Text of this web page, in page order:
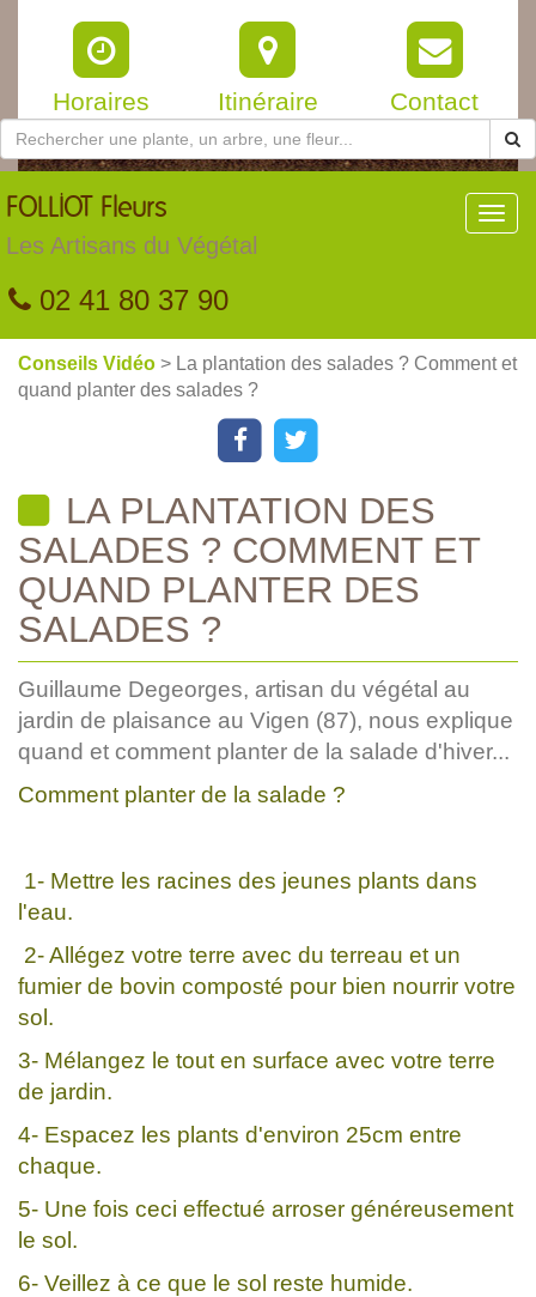
Horaires Itinéraire Contact
FOLLIOT Fleurs
Les Artisans du Végétal
02 41 80 37 90
Conseils Vidéo > La plantation des salades ? Comment et
quand planter des salades ?
LA PLANTATION DES
SALADES ? COMMENT ET
QUAND PLANTER DES
SALADES ?
Guillaume Degeorges, artisan du végétal au
jardin de plaisance au Vigen (87), nous explique
quand et comment planter de la salade d'hiver...
Comment planter de la salade ?
1- Mettre les racines des jeunes plants dans
l'eau.
2- Allégez votre terre avec du terreau et un
fumier de bovin composté pour bien nourrir votre
sol.
3- Mélangez le tout en surface avec votre terre
de jardin.
4- Espacez les plants d'environ 25cm entre
chaque.
5- Une fois ceci effectué arroser généreusement
le sol.
6- Veillez à ce que le sol reste humide.